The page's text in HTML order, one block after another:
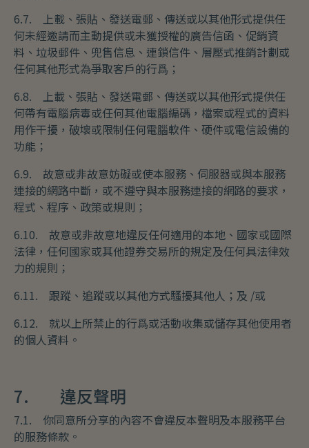
6.7. 上載、張貼、發送電郵、傳送或以其他形式提供任
何未經邀請而主動提供或未獲授權的廣告信函、促銷資
料、垃圾郵件、兜售信息、連鎖信件、層壓式推銷計劃或
任何其他形式為爭取客戶的行爲；
6.8. 上載、張貼、發送電郵、傳送或以其他形式提供任
何帶有電腦病毒或任何其他電腦編碼，檔案或程式的資料
用作干擾，破壞或限制任何電腦軟件、硬件或電信設備的
功能；
6.9. 故意或非故意妨礙或使本服務、伺服器或與本服務
連接的網路中斷，或不遵守與本服務連接的網路的要求，
程式、程序、政策或規則；
6.10. 故意或非故意地違反任何適用的本地、國家或國際
法律，任何國家或其他證券交易所的規定及任何具法律效
力的規則；
6.11. 跟蹤、追蹤或以其他方式騷擾其他人；及 /或
6.12. 就以上所禁止的行爲或活動收集或儲存其他使用者
的個人資料。
7. 違反聲明
7.1. 你同意所分享的內容不會違反本聲明及本服務平台
的服務條款。